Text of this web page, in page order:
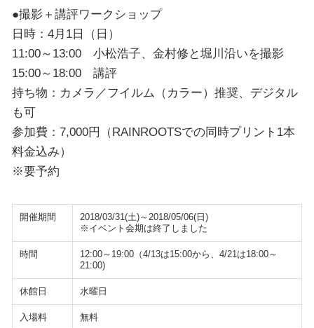
●撮影＋講評ワークショップ
日時：4月1日（日）
11:00～13:00 小松浩子、金村修と堀川沿いを撮影
15:00～18:00 講評
持ち物：カメラ／フイルム（カラー）推奨、デジタル
も可
参加費：7,000円（RAINROOTSでの同時プリント1本
料金込み）
※要予約
開催期間
2018/03/31(土)～2018/05/06(日)
※イベント会期は終了しました
時間
12:00～19:00（4/13は15:00から、4/21は18:00～
21:00)
休館日 水曜日
入場料 無料